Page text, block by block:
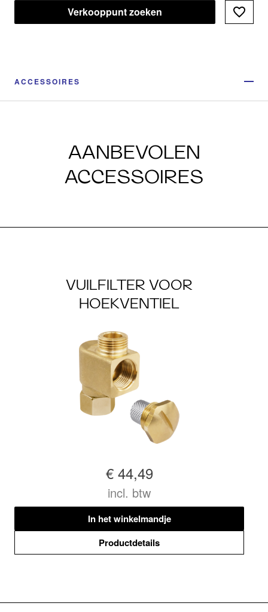
Verkooppunt zoeken
ACCESSOIRES
AANBEVOLEN
ACCESSOIRES
VUILFILTER VOOR
HOEKVENTIEL
€ 44,49
incl. btw
In het winkelmandje
Productdetails